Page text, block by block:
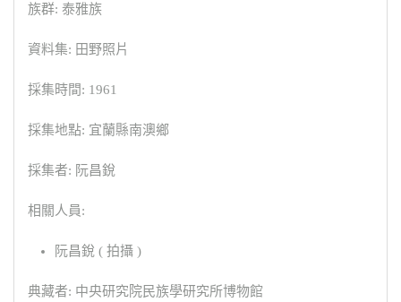
族群: 泰雅族
資料集: 田野照片
採集時間: 1961
採集地點: 宜蘭縣南澳鄉
採集者: 阮昌銳
相關人員:
阮昌銳 ( 拍攝 )
典藏者: 中央研究院民族學研究所博物館